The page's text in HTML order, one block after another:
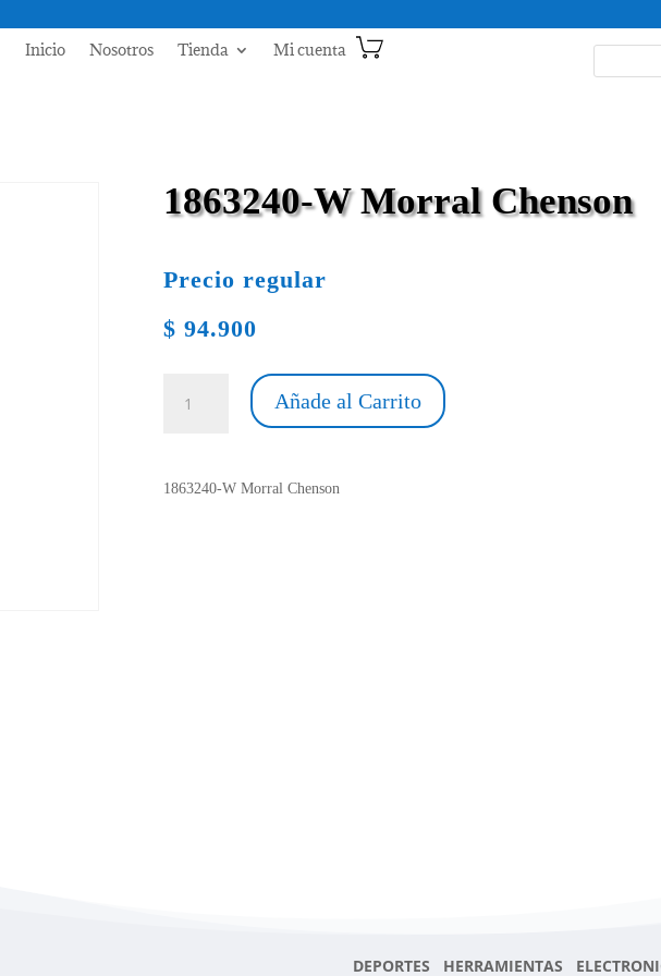
Inicio Nosotros Tienda Mi cuenta
1863240-W Morral Chenson
Precio regular
$ 94.900
cantidad
Añade al Carrito
1863240-W Morral Chenson
DEPORTES HERRAMIENTAS